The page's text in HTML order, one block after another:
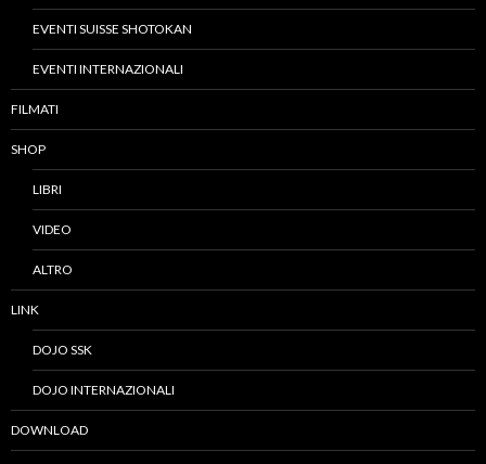
EVENTI SUISSE SHOTOKAN
EVENTI INTERNAZIONALI
FILMATI
SHOP
LIBRI
VIDEO
ALTRO
LINK
DOJO SSK
DOJO INTERNAZIONALI
DOWNLOAD